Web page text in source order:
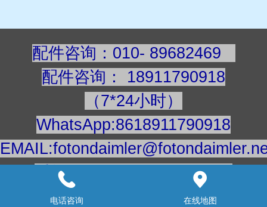
配件咨询：010- 89682469
配件咨询 ： 18911790918
（7*24小时）
WhatsApp:8618911790918
手机/微信：18911790918
建议用电脑浏览更清楚
电话咨询 在线地图